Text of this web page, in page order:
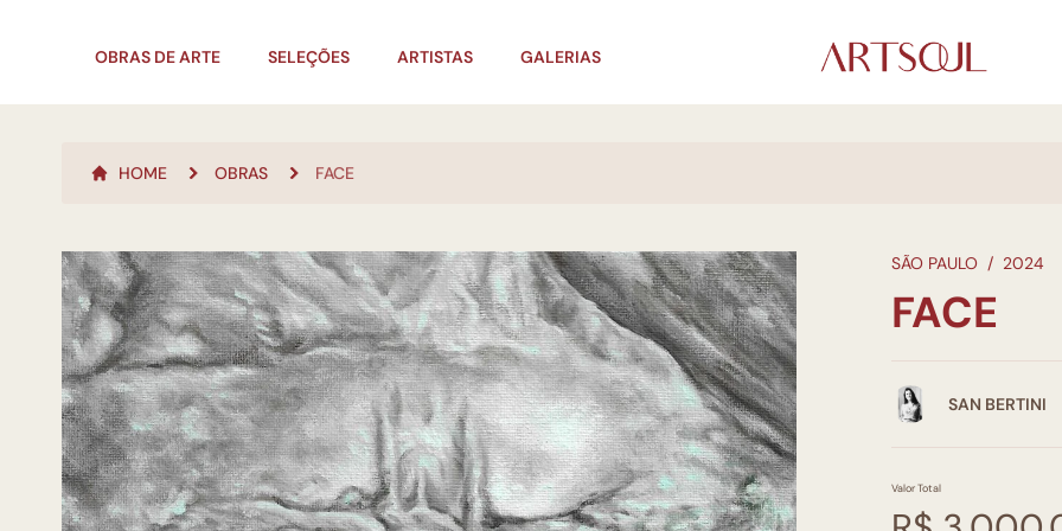
OBRAS DE ARTE SELEÇÕES ARTISTAS GALERIAS
HOME OBRAS FACE
SÃO PAULO / 2024
FACE
SAN BERTINI
Valor Total